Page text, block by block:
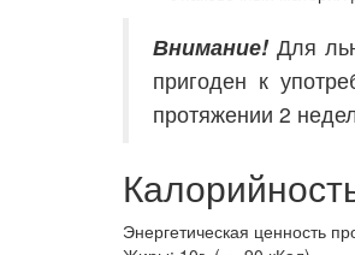
Внимание!Для
пригоден к
протяжении 2
Энергетическая ценность